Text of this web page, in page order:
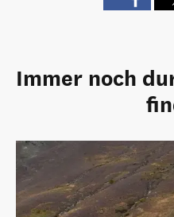
Immer noch